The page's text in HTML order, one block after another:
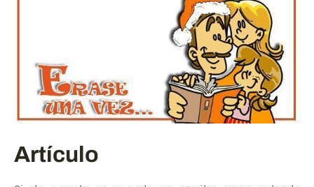
Artículo